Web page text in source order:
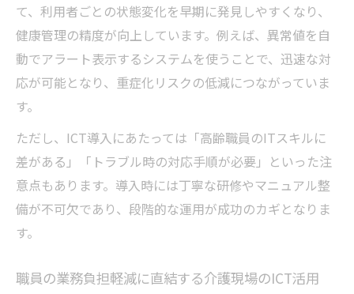
て、利用者ごとの状態変化を早期に発見しやすくなり、
健康管理の精度が向上しています。例えば、異常値を自
動でアラート表示するシステムを使うことで、迅速な対
応が可能となり、重症化リスクの低減につながっていま
す。
ただし、ICT導入にあたっては「高齢職員のITスキルに
差がある」「トラブル時の対応手順が必要」といった注
意点もあります。導入時には丁寧な研修やマニュアル整
備が不可欠であり、段階的な運用が成功のカギとなりま
す。
職員の業務負担軽減に直結する介護現場のICT活用